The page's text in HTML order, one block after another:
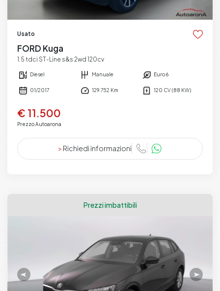
Usato
FORD Kuga
1.5 tdci ST-Line s&s 2wd 120cv
Diesel Manuale Euro 6
01/2017 129.752 Km 120 CV (88 KW)
€ 11.500
Prezzo Autoarona
> Richiedi informazioni
Prezzi imbattibili